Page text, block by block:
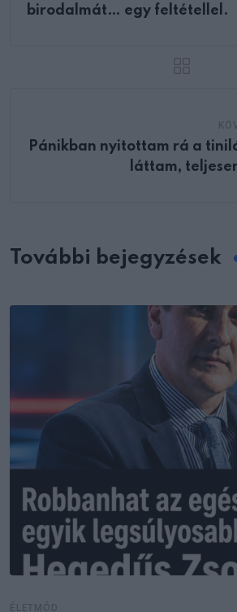
birodalmát… egy feltétellel.
Pánikban nyitottam rá a
láttam,
További bejegyzések